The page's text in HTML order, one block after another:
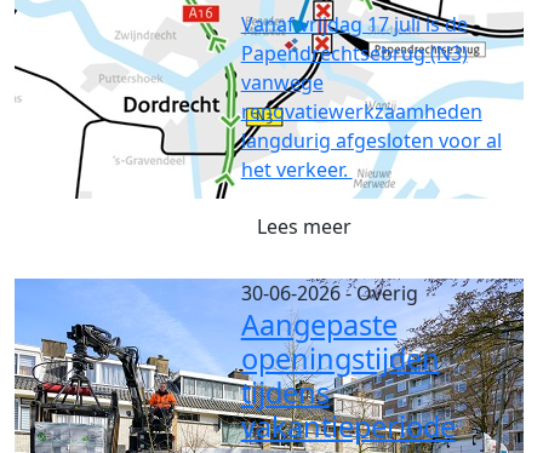
Vanaf vrijdag 17 juli is de
Papendrechtsebrug (N3)
vanwege
renovatiewerkzaamheden
langdurig afgesloten voor al
het verkeer.
Lees meer
30-06-2026- Overig
Aangepaste
openingstijden
tijdens
vakantieperiode